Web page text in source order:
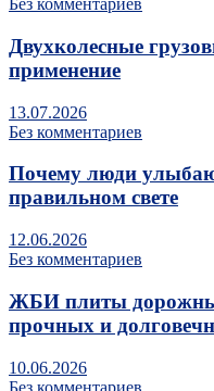
Без комментариев
Двухколесные
применение
13.07.2026
Без комментариев
Почему люди
правильном свете
12.06.2026
Без комментариев
ЖБИ плиты
прочных и
10.06.2026
Без комментариев